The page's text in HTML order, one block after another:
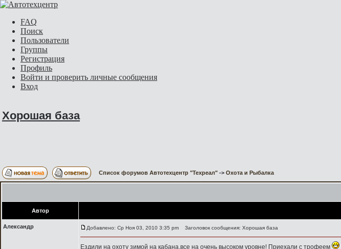
FAQ
Поиск
Пользователи
Группы
Регистрация
Профиль
Войти и проверить личные сообщения
Вход
Хорошая база
Список форумов Автотехцентр "Техреал" -> Охота и Рыбалка
Автор
Александр Добавлено: Ср Ноя 03, 2010 3:35 pm Заголовок сообщения: Хорошая база
Ездили на охоту зимой на кабана,все на очень высоком уровне! Приехали с трофеем